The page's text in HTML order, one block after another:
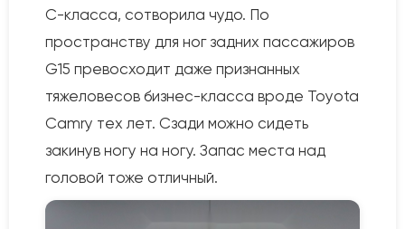
C-класса, сотворила чудо. По
пространству для ног задних пассажиров
G15 превосходит даже признанных
тяжеловесов бизнес-класса вроде Toyota
Camry тех лет. Сзади можно сидеть
закинув ногу на ногу. Запас места над
головой тоже отличный.